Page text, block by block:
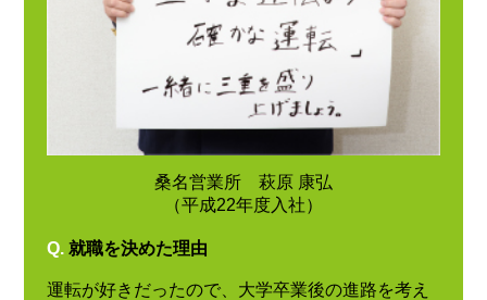
桑名営業所 萩原 康弘
（平成22年度入社）
Q. 就職を決めた理由
運転が好きだったので、大学卒業後の進路を考え